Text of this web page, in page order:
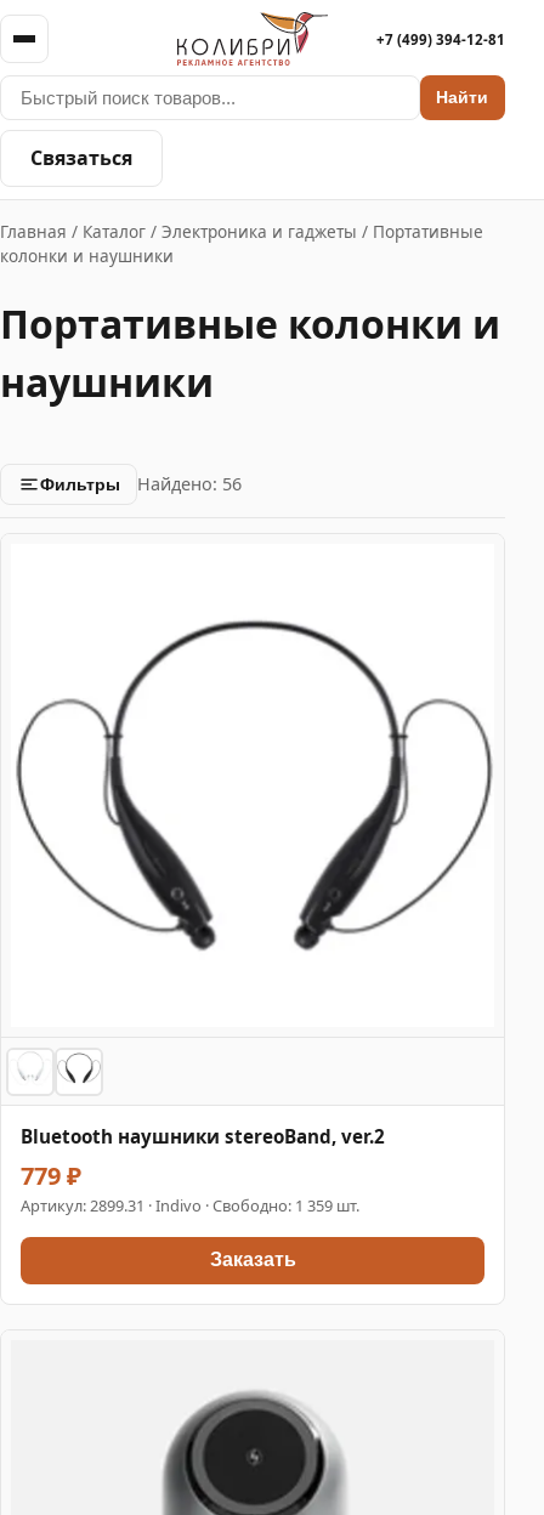
Найти
+7 (499) 394-12-81
Связаться
Главная / Каталог / Электроника и гаджеты / Портативные
колонки и наушники
Портативные колонки и
наушники
Фильтры Найдено: 56
Bluetooth наушники stereoBand, ver.2
779 ₽
Артикул:2899.31 · Indivo · Свободно: 1 359 шт.
Заказать